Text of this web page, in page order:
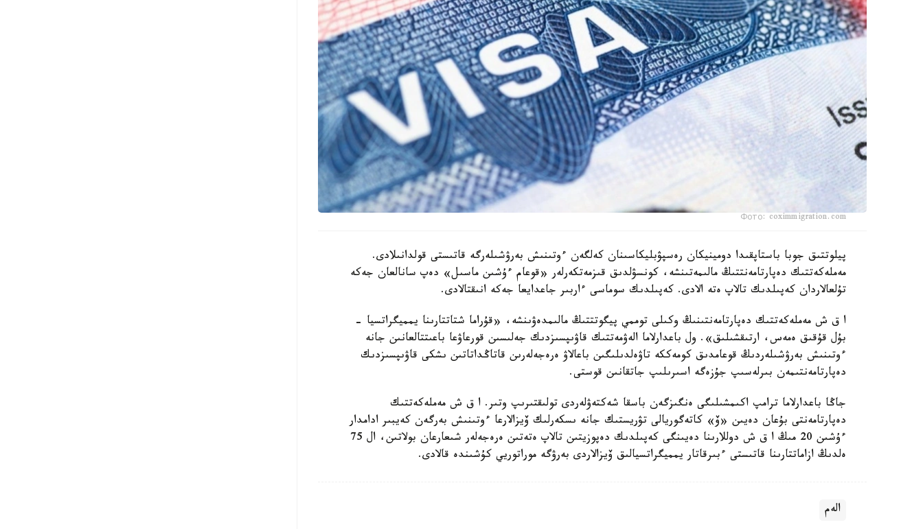
Фото: coximmigration.com
پيلوتتىق جوبا باستاپقىدا دومينيكان رەسپۋبليكاسىنان كەلگەن ءوتىنىش بەرۋشىلەرگە قاتىستى قولدانىلادى.
مەملەكەتتىك دەپارتامەنتتىڭ مالىمەتىنشە، كونسۋلدىق قىزمەتكەرلەر «قوعام ءۇشىن ماسىل» دەپ سانالعان جەكە
تۇلعالاردان كەپىلدىك تالاپ ەتە الادى. كەپىلدىك سوماسى ءاربىر جاعدايعا جەكە انىقتالادى.
ا ق ش مەملەكەتتىك دەپارتامەنتىنىڭ وكىلى توممي پيگوتتتىڭ مالىمدەۋىنشە، «قۇراما شتاتتارىنا يمميگراتسيا -
بۇل قۇقىق ەمەس، ارتىقشىلىق». ول باعدارلاما الەۋمەتتىك قاۋىپسىزدىك جەلىسىن قورعاۋعا باعىتتالعانىن جانە
ءوتىنىش بەرۋشىلەردىڭ قوعامدىق كومەككە تاۋەلدىلىگىن باعالاۋ ەرەجەلەرىن قاتاڭداتاتىن ىشكى قاۋىپسىزدىك
دەپارتامەنتىمەن بىرلەسىپ جۇزەگە اسىرىلىپ جاتقانىن قوستى.
جاڭا باعدارلاما ترامپ اكىمشىلىگى ەنگىزگەن باسقا شەكتەۋلەردى تولىقتىرىپ وتىر. ا ق ش مەملەكەتتىك
دەپارتامەنتى بۇعان دەيىن «ۆ» كاتەگوريالى تۋريستىك جانە ىسكەرلىك ۆيزالارعا ءوتىنىش بەرگەن كەيبىر ادامدار
ءۇشىن 20 مىڭ ا ق ش دوللارىنا دەيىنگى كەپىلدىك دەپوزيتىن تالاپ ەتەتىن ەرەجەلەر شىعارعان بولاتىن، ال 75
ەلدىڭ ازاماتتارىنا قاتىستى ءبىرقاتار يمميگراتسيالىق ۆيزالاردى بەرۋگە موراتوريي كۇشىندە قالادى.
الەم